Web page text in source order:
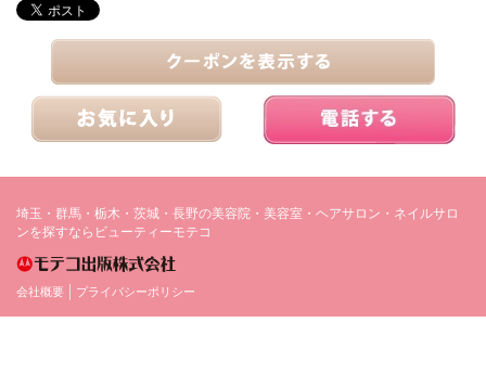
埼玉・群馬・栃木・茨城・長野の美容院・美容室・ヘアサロン・ネイルサロ
ンを探すならビューティーモテコ
会社概要 プライバシーポリシー